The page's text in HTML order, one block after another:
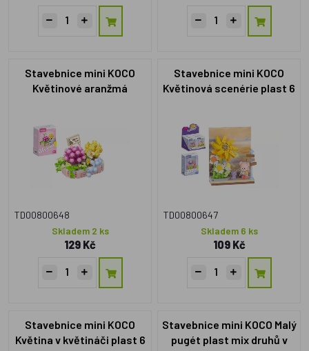
Stavebnice mini KOCO
Květinové aranžmá
TD00800648
Skladem 2 ks
129 Kč
Stavebnice mini KOCO
Květinová scenérie plast 6
TD00800647
Skladem 6 ks
109 Kč
Stavebnice mini KOCO
Květina v květináči plast 6
Stavebnice mini KOCO Malý
pugét plast mix druhů v